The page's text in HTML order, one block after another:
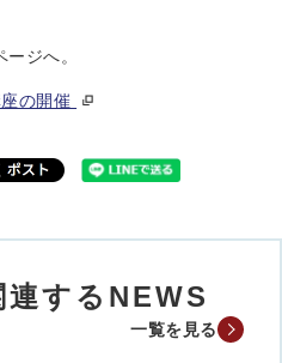
ジへ。
の開催
するNEWS
一覧を見る